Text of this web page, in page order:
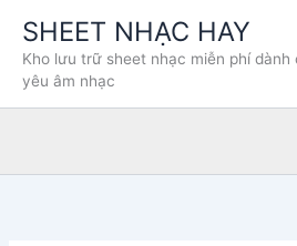
dung
SHEET NHẠC HAY
Kho lưu trữ sheet nhạc miễn phí dành
yêu âm nhạc